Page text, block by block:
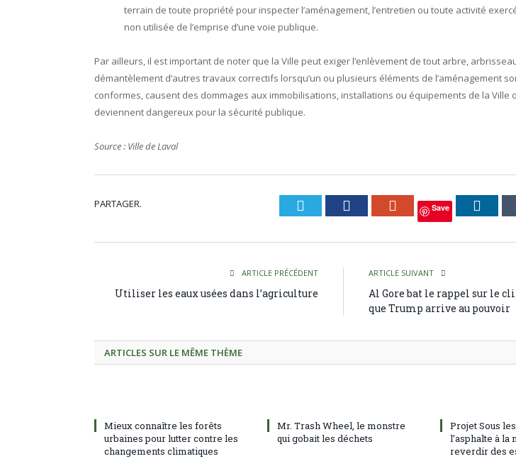
terrain de toute propriété pour inspecter l’aménagement, l’entretien ou toute activité
non utilisée de l’emprise d’une voie publique.
Par ailleurs, il est important de noter que la Ville peut exiger l’enlèvement de tout arbre,
démantèlement d’autres travaux correctifs lorsqu’un ou plusieurs éléments de l’aménagement
conformes, causent des dommages aux immobilisations, installations ou équipements de la Ville
deviennent dangereux pour la sécurité publique.
Source : Ville de Laval
PARTAGER. Twitter Facebook Google+
Save
ARTICLE PRÉCÉDENT
Utiliser les eaux usées dans l’agriculture
ARTICLE SUIVANT
Al Gore bat le rappel sur le
que Trump arrive au pouvoir
ARTICLES SUR LE MÊME THÈME
Mieux connaître les forêts
urbaines pour lutter contre les
changements climatiques
Mr. Trash Wheel, le monstre
qui gobait les déchets
Projet Sous
l’asphalte à la
reverdir des